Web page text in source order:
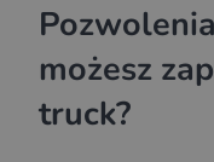
możesz
truck?